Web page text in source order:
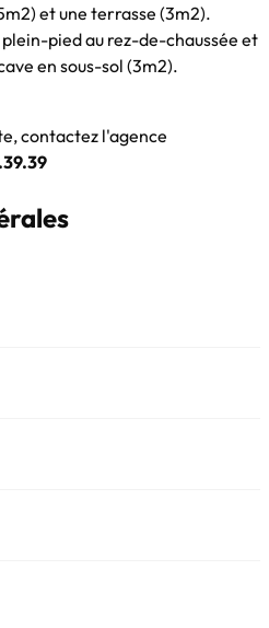
et une terrasse (3m2).
pied au rez-de-chaussée et
en sous-sol (3m2).
contactez l'agence